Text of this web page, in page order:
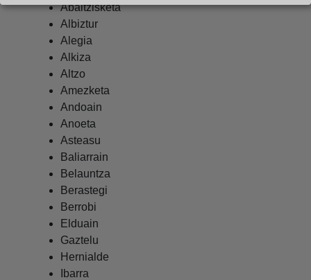
Abaltzisketa
Albiztur
Alegia
Alkiza
Altzo
Amezketa
Andoain
Anoeta
Asteasu
Baliarrain
Belauntza
Berastegi
Berrobi
Elduain
Gaztelu
Hernialde
Ibarra